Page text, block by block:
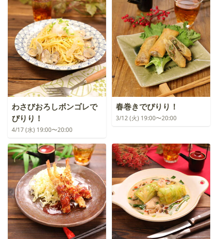
わさびおろしボンゴレで
ぴりり！
4/17 (水) 19:00〜20:00
春巻きでぴりり！
3/12 (火) 19:00〜20:00